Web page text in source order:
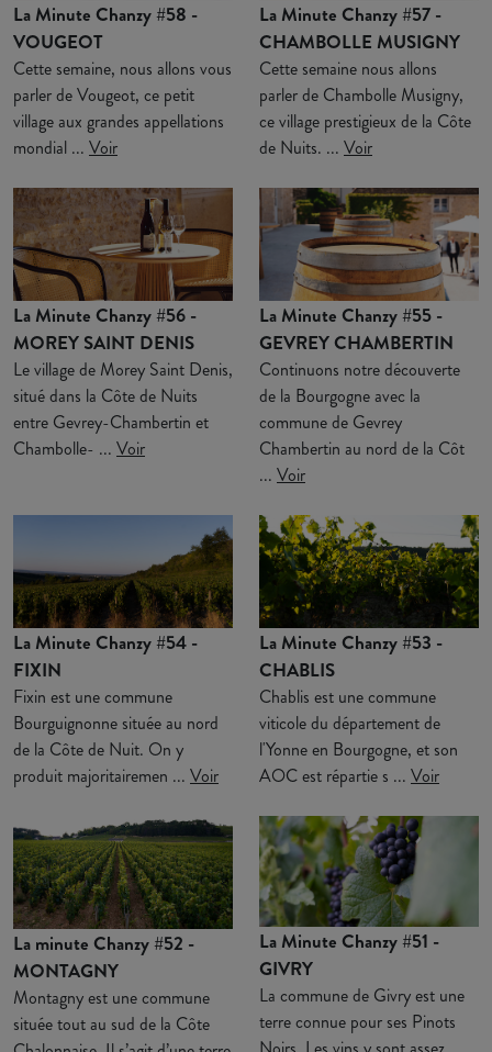
La Minute Chanzy #58 -
VOUGEOT
Cette semaine, nous allons vous
parler de Vougeot, ce petit
village aux grandes appellations
mondial ... Voir
La Minute Chanzy #57 -
CHAMBOLLE MUSIGNY
Cette semaine nous allons
parler de Chambolle Musigny,
ce village prestigieux de la Côte
de Nuits. ... Voir
La Minute Chanzy #56 -
MOREY SAINT DENIS
Le village de Morey Saint Denis,
situé dans la Côte de Nuits
entre Gevrey-Chambertin et
Chambolle- ... Voir
La Minute Chanzy #55 -
GEVREY CHAMBERTIN
Continuons notre découverte
de la Bourgogne avec la
commune de Gevrey
Chambertin au nord de la Côt
... Voir
La Minute Chanzy #54 -
FIXIN
Fixin est une commune
Bourguignonne située au nord
de la Côte de Nuit. On y
produit majoritairemen ... Voir
La Minute Chanzy #53 -
CHABLIS
Chablis est une commune
viticole du département de
l'Yonne en Bourgogne, et son
AOC est répartie s ... Voir
La minute Chanzy #52 -
MONTAGNY
Montagny est une commune
située tout au sud de la Côte
La Minute Chanzy #51 -
GIVRY
La commune de Givry est une
terre connue pour ses Pinots